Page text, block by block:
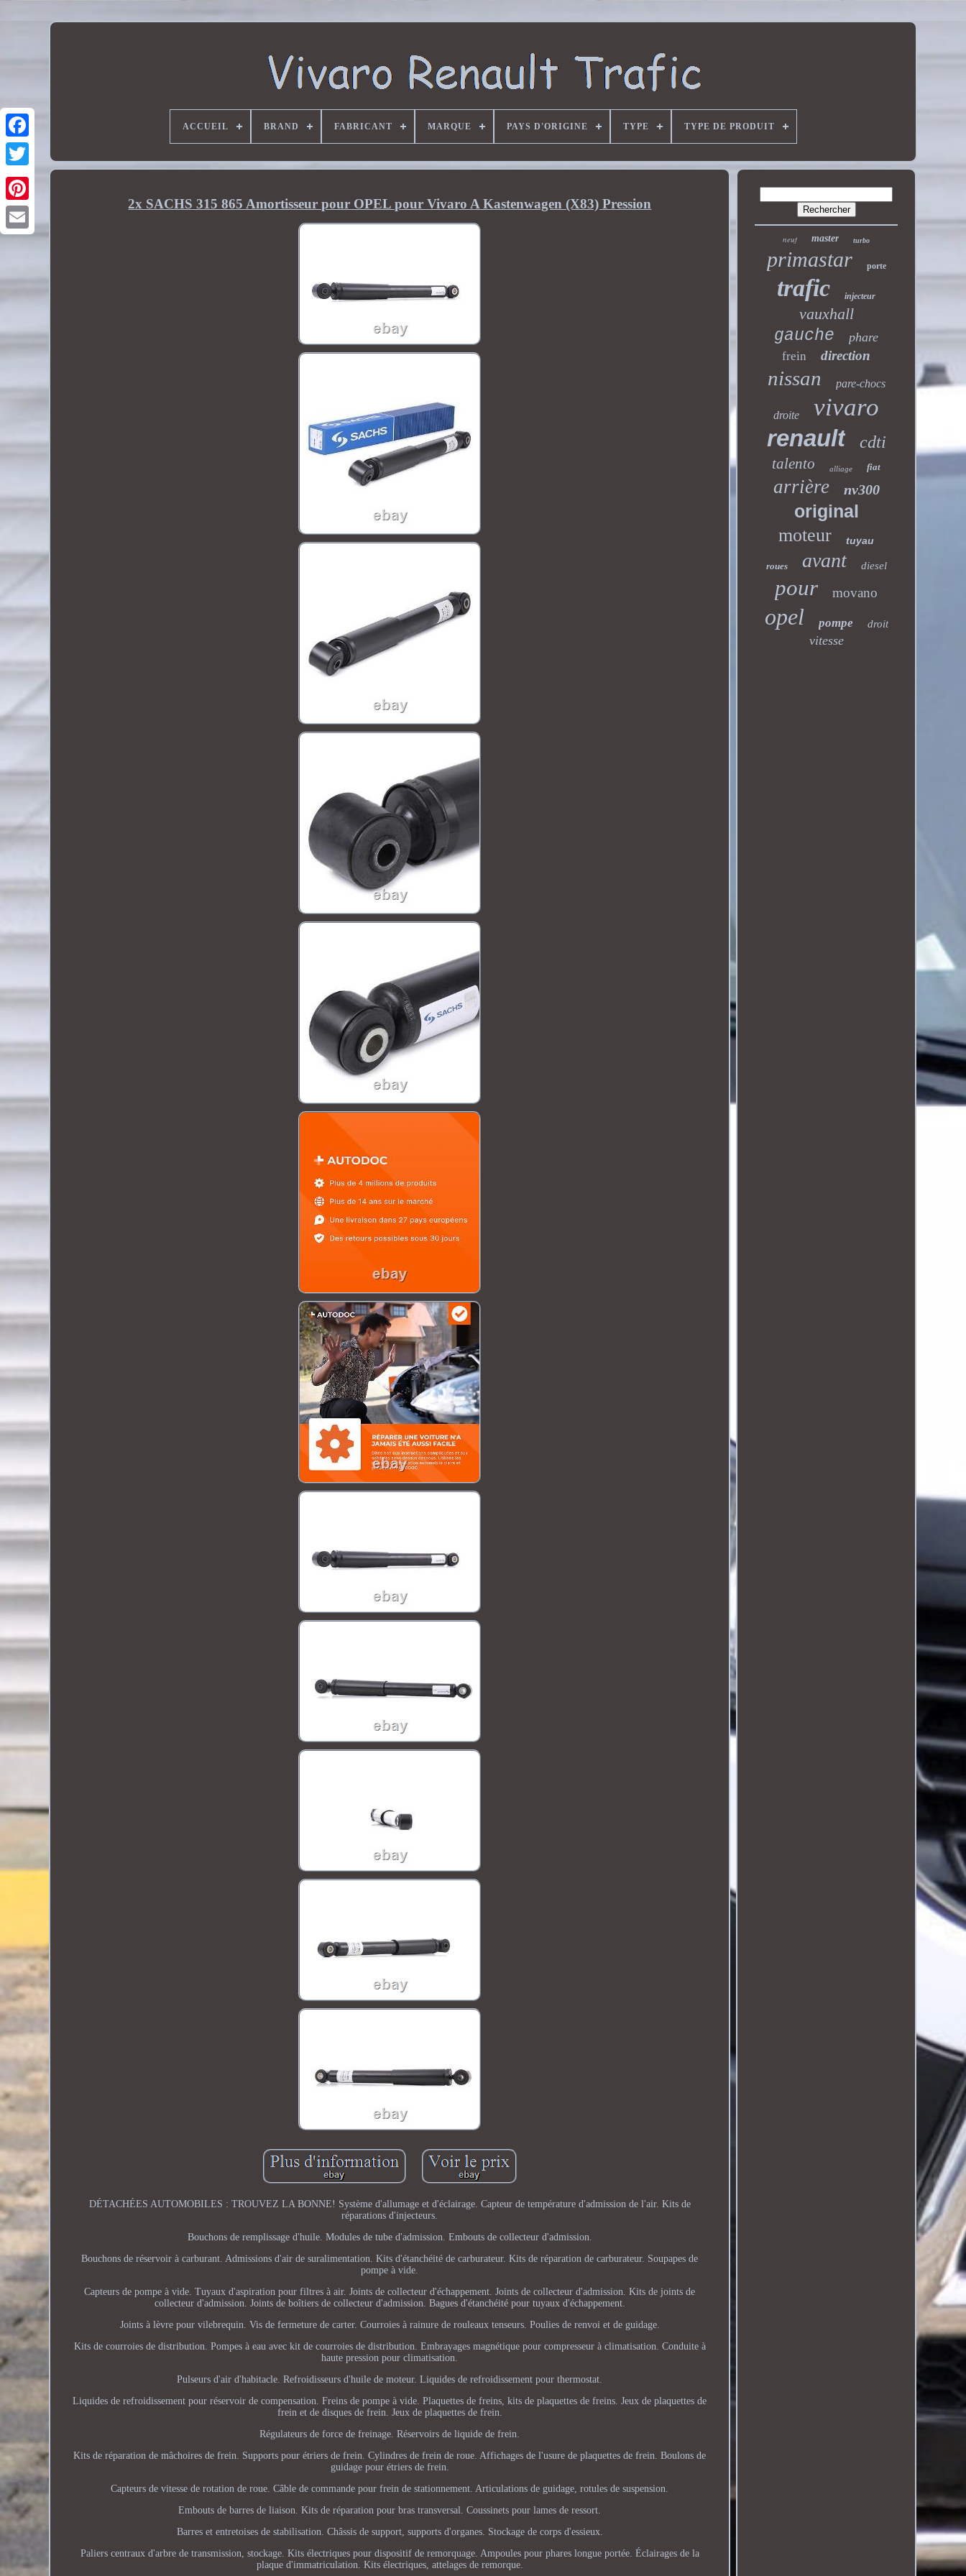
ACCUEIL BRAND FABRICANT MARQUE PAYS D'ORIGINE TYPE TYPE DE PRODUIT
2x SACHS 315 865 Amortisseur pour OPEL pour Vivaro A Kastenwagen (X83) Pression
DÉTACHÉES AUTOMOBILES : TROUVEZ LA BONNE! Système d'allumage et d'éclairage. Capteur de température d'admission de l'air. Kits de
réparations d'injecteurs.
Bouchons de remplissage d'huile. Modules de tube d'admission. Embouts de collecteur d'admission.
Bouchons de réservoir à carburant. Admissions d'air de suralimentation. Kits d'étanchéité de carburateur. Kits de réparation de carburateur. Soupapes de
pompe à vide.
Capteurs de pompe à vide. Tuyaux d'aspiration pour filtres à air. Joints de collecteur d'échappement. Joints de collecteur d'admission. Kits de joints de
collecteur d'admission. Joints de boîtiers de collecteur d'admission. Bagues d'étanchéité pour tuyaux d'échappement.
Joints à lèvre pour vilebrequin. Vis de fermeture de carter. Courroies à rainure de rouleaux tenseurs. Poulies de renvoi et de guidage.
Kits de courroies de distribution. Pompes à eau avec kit de courroies de distribution. Embrayages magnétique pour compresseur à climatisation. Conduite à
haute pression pour climatisation.
Pulseurs d'air d'habitacle. Refroidisseurs d'huile de moteur. Liquides de refroidissement pour thermostat.
Liquides de refroidissement pour réservoir de compensation. Freins de pompe à vide. Plaquettes de freins, kits de plaquettes de freins. Jeux de plaquettes de
frein et de disques de frein. Jeux de plaquettes de frein.
Régulateurs de force de freinage. Réservoirs de liquide de frein.
Kits de réparation de mâchoires de frein. Supports pour étriers de frein. Cylindres de frein de roue. Affichages de l'usure de plaquettes de frein. Boulons de
guidage pour étriers de frein.
Capteurs de vitesse de rotation de roue. Câble de commande pour frein de stationnement. Articulations de guidage, rotules de suspension.
Embouts de barres de liaison. Kits de réparation pour bras transversal. Coussinets pour lames de ressort.
Barres et entretoises de stabilisation. Châssis de support, supports d'organes. Stockage de corps d'essieux.
Paliers centraux d'arbre de transmission, stockage. Kits électriques pour dispositif de remorquage. Ampoules pour phares longue portée. Éclairages de la
plaque d'immatriculation. Kits électriques, attelages de remorque.
neuf master turbo
primastar porte
trafic injecteur
vauxhall
gauche phare
frein direction
nissan pare-chocs
droite vivaro
renault cdti
talento alliage fiat
arrière nv300
original
moteur tuyau
roues avant diesel
pour movano
opel pompe droit
vitesse